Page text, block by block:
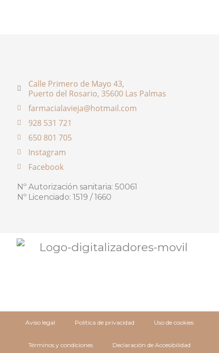
Calle Primero de Mayo 43,
Puerto del Rosario, 35600 Las Palmas
farmacialavieja@hotmail.com
928 531 721
650 801 705
Instagram
Facebook
Nº Autorización sanitaria: 50061
Nº Licenciado: 1519 / 1660
Aviso legal Política de privacidad Uso de cookies
Términos y condiciones Declaración de Accesibilidad